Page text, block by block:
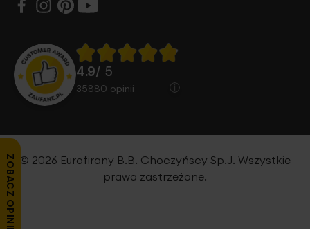
4.9/ 5
35880 opinii
ZOBACZ OPINIE © 2026 Eurofirany B.B. Choczyńscy Sp.J. Wszystkie
prawa zastrzeżone.